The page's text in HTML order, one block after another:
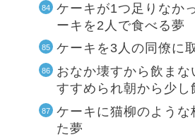
ケーキが1つ足りなか
ーキを2人で食べる夢
ケーキを3人の同僚に
おなか壊すから飲まな
すすめられ朝から少し
ケーキに猫柳のような
た夢